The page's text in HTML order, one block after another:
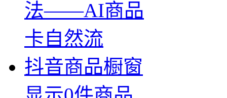
法——AI商品
卡自然流
抖音商品橱窗